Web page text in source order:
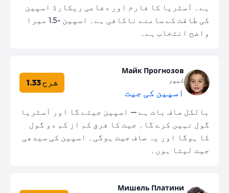
ہے۔ آسٹریا کا فارم اور دفاعی ریکارڈ اسپین
کی طاقت کے سامنے ناکافی ہے۔ اسپین -1.5 میرا
واضح انتخاب ہے۔
Майк Прогнозов
کیپر
اسپین کی جیت
شرح 1.33
بالکل صاف بات ہے — اسپین جیتے گا اور آسٹریا
گول نہیں کرے گا۔ جیت کا فرق کم از کم دو گول
کا ہوگا اور یہ صاف جیت ہوگی۔ اسپین کی سیدھی
جیت لیتا ہوں۔
Мишель Платини